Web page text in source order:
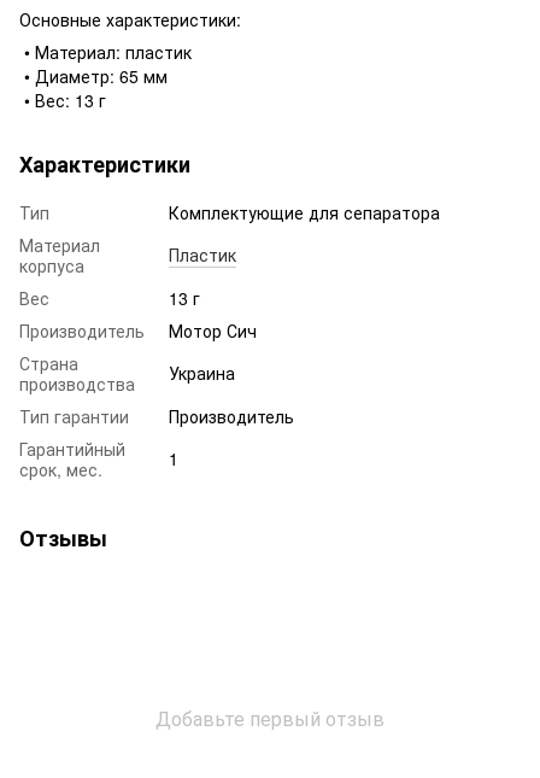
Основные характеристики:
• Материал: пластик
• Диаметр: 65 мм
• Вес: 13 г
Характеристики
Тип
Комплектующие для сепаратора
Материал
корпуса
Пластик
Вес
13 г
Производитель
Мотор Сич
Страна
производства
Украина
Тип гарантии
Производитель
Гарантийный
срок, мес.
1
Отзывы
Добавьте первый отзыв